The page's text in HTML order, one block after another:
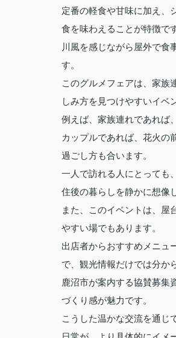
定番の軽食や甘味に加え、
食を味わえることが特徴です
川風を感じながら屋外で食
す。
このグルメフェアは、家族
しみ方を見つけやすいイベ
例えば、家族連れであれば
カップルであれば、花火の
過ごし方も合います。
一人で訪れる人にとっても
住後の暮らしを静かに想像
また、このイベントは、屋
やすい場でもあります。
出店者からおすすめメニュ
で、観光情報だけでは分か
鹿沼市が案内する協賛募集
づくり感が魅力です。
こうした温かな交流を通じ